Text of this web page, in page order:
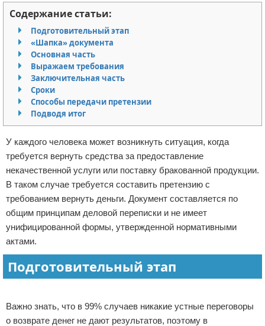
Миграционное право
Административное право
Пенсия, пособия и льготы
Семейное право
Льготы и компенсации
Наследство и завещания
Медицинское право
Уголовное право
Нотариат в РФ
Земельное право
Право собственности
Исполнительное производство
Отказ от ответственности
Содержание статьи:
Подготовительный этап
«Шапка» документа
Основная часть
Выражаем требования
Заключительная часть
Сроки
Способы передачи претензии
Подводя итог
У каждого человека может возникнуть ситуация, когда
требуется вернуть средства за предоставление
некачественной услуги или поставку бракованной продукции.
В таком случае требуется составить претензию с
требованием вернуть деньги. Документ составляется по
общим принципам деловой переписки и не имеет
унифицированной формы, утвержденной нормативными
актами.
Подготовительный этап
Важно знать, что в 99% случаев никакие устные переговоры
о возврате денег не дают результатов, поэтому в